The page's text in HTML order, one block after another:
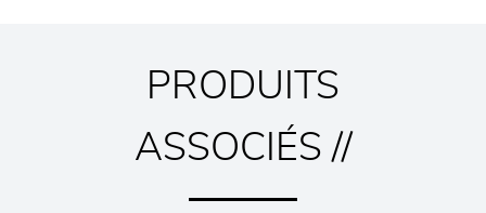
PRODUITS
ASSOCIÉS //